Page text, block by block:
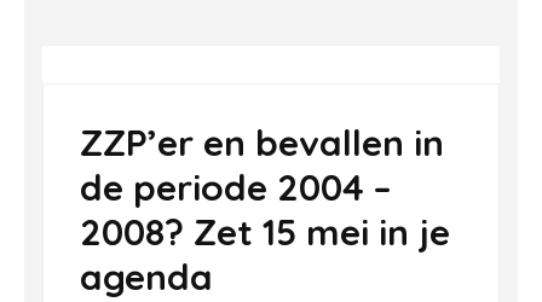
ZZP’er en bevallen in
de periode 2004 –
2008? Zet 15 mei in je
agenda